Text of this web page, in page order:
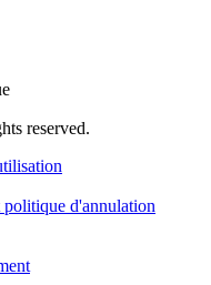
reserved.
politique d'annulation